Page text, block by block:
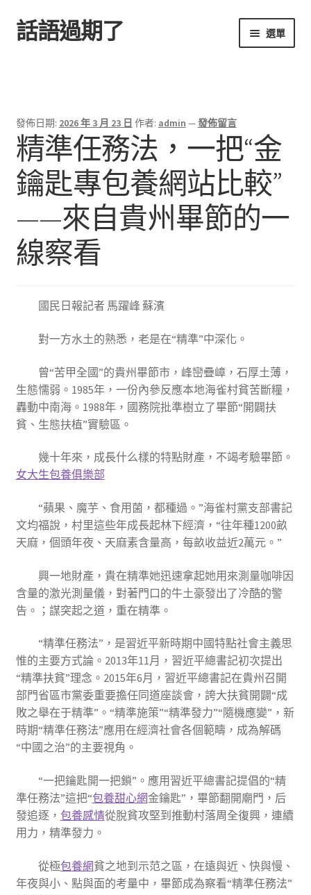
跳
至
跳
至
話語過期了 選單
發佈日期: 2026 年 3 月 23 日 作者: admin —發佈留言
精準任務法，一把“金
鑰匙專包養網站比較”
——來自貴州畢節的一
線察看
國民日報記者 馬躍峰 蘇濱
對一方水土的熟悉，老是在“精準”中深化。
曾“苦甲全國”的貴州畢節市，峰巒疊嶂，石厚土薄，
生態懦弱。1985年，一份內參反應本地海雀村貧苦斷糧，
轟動中南海。1988年，國務院批準樹立了畢節“開闢扶
貧、生態扶植”實驗區。
幾十年來，成長什么樣的特點財產，不竭考驗畢節。
女大生包養俱樂部
“蘋果、魔芋、食用菌，都種過。”海雀村黨支部書記
文均福說，村里這些年成長起林下經濟，“往年種1200畝
天麻，個頭年夜、天麻素含量高，每畝收益近2萬元。”
興一地財產，貴在精準她迅速拿起她用來測量咖啡因
含量的激光測量儀，對著門口的牛土豪發出了冷酷的警
告。；謀突起之道，重在精準。
“精準任務法”，是習近平新時期中國特點社會主義思
惟的主要方式論。2013年11月，習近平總書記初次提出
“精準扶貧”理念。2015年6月，習近平總書記在貴州召開
部門省區市黨委重要擔任同道座談會，誇大扶貧開闢“成
敗之舉在于精準”。“精準施策”“精準發力”“隨機應變”，新
時期“精準任務法”應用在經濟社會各個範疇，成為解碼
“中國之治”的主要視角。
“一把鑰匙開一把鎖”。應用習近平總書記提倡的“精
準任務法”這把“包養甜心網金鑰匙”，畢節翻開廟門，后
發追逐， 包養感情從脫貧攻堅到推動村落周全復興，連續
用力，精準發力。
從極包養網貧之地到示范之區，在遠與近、快與慢、
年夜與小、點與面的考量中，畢節成為察看“精準任務法”